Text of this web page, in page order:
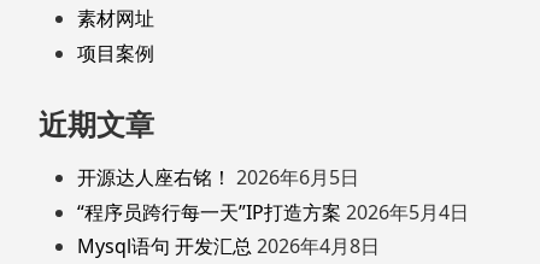
素材网址
项目案例
近期文章
开源达人座右铭！ 2026年6月5日
“程序员跨行每一天”IP打造方案 2026年5月4日
Mysql语句 开发汇总 2026年4月8日